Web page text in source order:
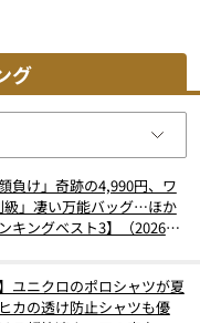
グ
負け」奇跡の4,990円、ワ
級」凄い万能バッグ…ほか
キングベスト3】（2026年
ユニクロのポロシャツが夏
カの透け防止シャツも優